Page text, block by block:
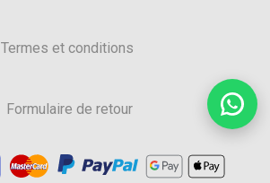
Termes et conditions
Formulaire de retour